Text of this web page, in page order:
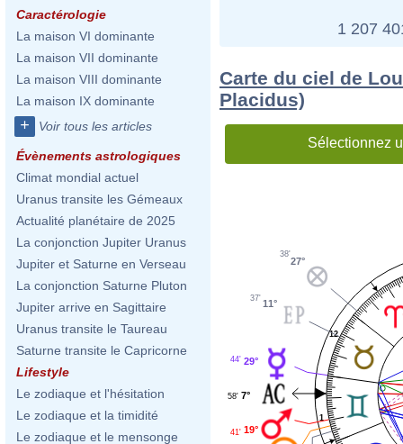
Caractérologie
La maison VI dominante
La maison VII dominante
La maison VIII dominante
La maison IX dominante
+ Voir tous les articles
Évènements astrologiques
Climat mondial actuel
Uranus transite les Gémeaux
Actualité planétaire de 2025
La conjonction Jupiter Uranus
Jupiter et Saturne en Verseau
La conjonction Saturne Pluton
Jupiter arrive en Sagittaire
Uranus transite le Taureau
Saturne transite le Capricorne
Lifestyle
Le zodiaque et l'hésitation
Le zodiaque et la timidité
Le zodiaque et le mensonge
1 207
Carte du ciel de
Placidus)
Sélectionnez
1
12
27°
38'
11°
37'
29°
44'
7°
58'
19°
41'